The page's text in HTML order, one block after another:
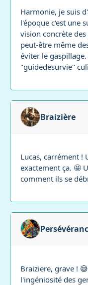
Harmonie, je suis
l'époque c'est une
vision concrète
peut-être même
éviter le
"guidedesurvie"
Braizière
Lucas, carrément !
exactement ça. 🤩
comment ils se
Braiziere, grave !
l'ingéniosité des